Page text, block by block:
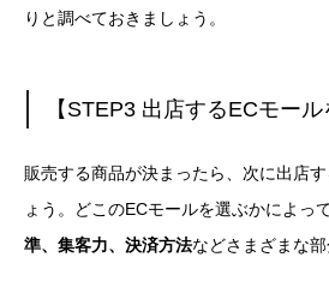
りと調べておきましょう。
【STEP3 出店するECモール
販売する商品が決まったら、次に出店
ょう。
どこのECモールを選ぶかによっ
準、集客力、決済方法などさまざまな部